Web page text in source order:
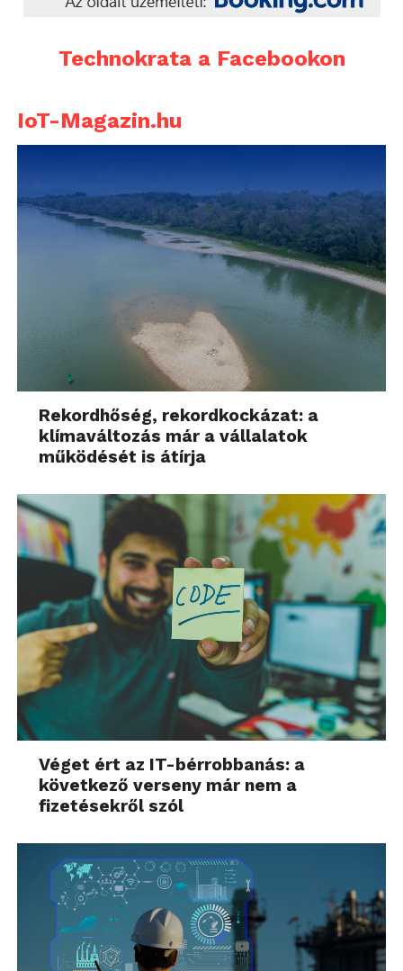
Technokrata a Facebookon
IoT-Magazin.hu
Rekordhőség, rekordkockázat: a
klímaváltozás már a vállalatok
működését is átírja
Véget ért az IT-bérrobbanás: a
következő verseny már nem a
fizetésekről szól